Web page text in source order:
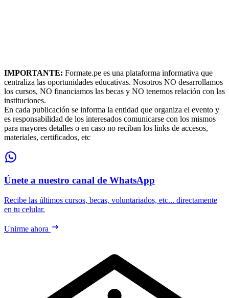
IMPORTANTE: Formate.pe es una plataforma informativa que
centraliza las oportunidades educativas. Nosotros NO desarrollamos
los cursos, NO financiamos las becas y NO tenemos relación con las
instituciones.
En cada publicación se informa la entidad que organiza el evento y
es responsabilidad de los interesados comunicarse con los mismos
para mayores detalles o en caso no reciban los links de accesos,
materiales, certificados, etc
Únete a nuestro canal de WhatsApp
Recibe las últimos cursos, becas, voluntariados, etc... directamente
en tu celular.
Unirme ahora